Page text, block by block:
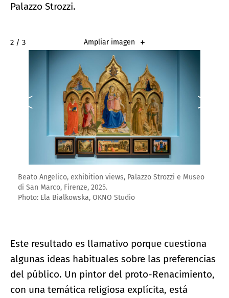
Palazzo Strozzi.
2 / 3 Ampliar imagen
Beato Angelico, exhibition views, Palazzo Strozzi e Museo
di San Marco, Firenze, 2025.
Photo: Ela Bialkowska, OKNO Studio
Este resultado es llamativo porque cuestiona
algunas ideas habituales sobre las preferencias
del público. Un pintor del proto-Renacimiento,
con una temática religiosa explícita, está